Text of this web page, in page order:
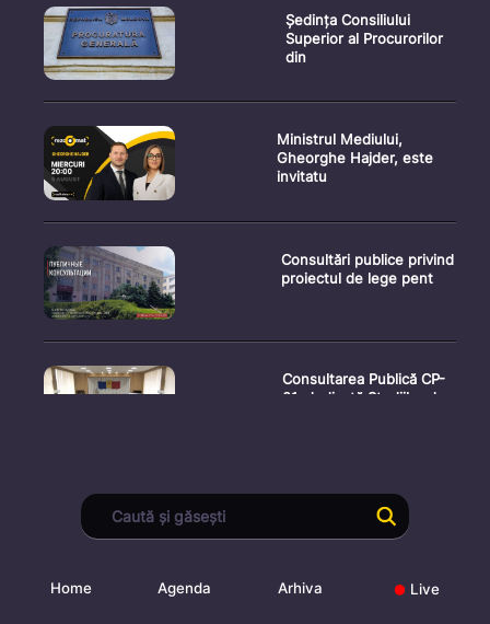
Ședința Consiliului
Superior al Procurorilor
din
Ministrul Mediului,
Gheorghe Hajder, este
invitatu
Consultări publice privind
proiectul de lege pent
Consultarea Publică CP-
01, dedicată Studiilor de
Declarații după ședința
Guvernului Republicii
Home Agenda Arhiva Live